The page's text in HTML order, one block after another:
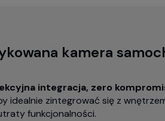
kamera
integracja, zero
idealnie zintegrować się z
funkcjonalności.